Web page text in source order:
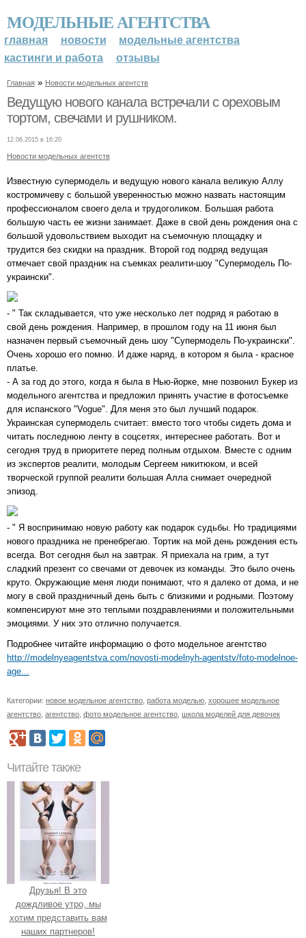
МОДЕЛЬНЫЕ АГЕНТСТВА
главная новости
модельные агентства
кастинги и работа
отзывы
Главная » Новости модельных агентств
Ведущую нового канала встречали с ореховым
тортом, свечами и рушником.
12.06.2015 в 16:20
Новости модельных агентств
Известную супермодель и ведущую нового канала великую Аллу
костромичеву с большой уверенностью можно назвать настоящим
профессионалом своего дела и трудоголиком. Большая работа
большую часть ее жизни занимает. Даже в свой день рождения она с
большой удовольствием выходит на съемочную площадку и
трудится без скидки на праздник. Второй год подряд ведущая
отмечает свой праздник на съемках реалити-шоу "Супермодель По-
украински".
- " Так складывается, что уже несколько лет подряд я работаю в
свой день рождения. Например, в прошлом году на 11 июня был
назначен первый съемочный день шоу "Супермодель По-украински".
Очень хорошо его помню. И даже наряд, в котором я была - красное
платье.
- А за год до этого, когда я была в Нью-йорке, мне позвонил Букер из
модельного агентства и предложил принять участие в фотосъемке
для испанского "Vogue". Для меня это был лучший подарок.
Украинская супермодель считает: вместо того чтобы сидеть дома и
читать последнюю ленту в соцсетях, интереснее работать. Вот и
сегодня труд в приоритете перед полным отдыхом. Вместе с одним
из экспертов реалити, молодым Сергеем никитюком, и всей
творческой группой реалити большая Алла снимает очередной
эпизод.
- " Я воспринимаю новую работу как подарок судьбы. Но традициями
нового праздника не пренебрегаю. Тортик на мой день рождения есть
всегда. Вот сегодня был на завтрак. Я приехала на грим, а тут
сладкий презент со свечами от девочек из команды. Это было очень
круто. Окружающие меня люди понимают, что я далеко от дома, и не
могу в свой праздничный день быть с близкими и родными. Поэтому
компенсируют мне это теплыми поздравлениями и положительными
эмоциями. У них это отлично получается.
Подробнее читайте информацию о фото модельное агентство
http://modelnyeagentstva.com/novosti-modelnyh-agentstv/foto-modelnoe-
age...
Категории: новое модельное агентство работа моделью хорошее модельное
агентство агентство фото модельное агентство школа моделей для девочек
Читайте также
Друзья! В это
дождливое утро, мы
хотим представить вам
наших партнеров!